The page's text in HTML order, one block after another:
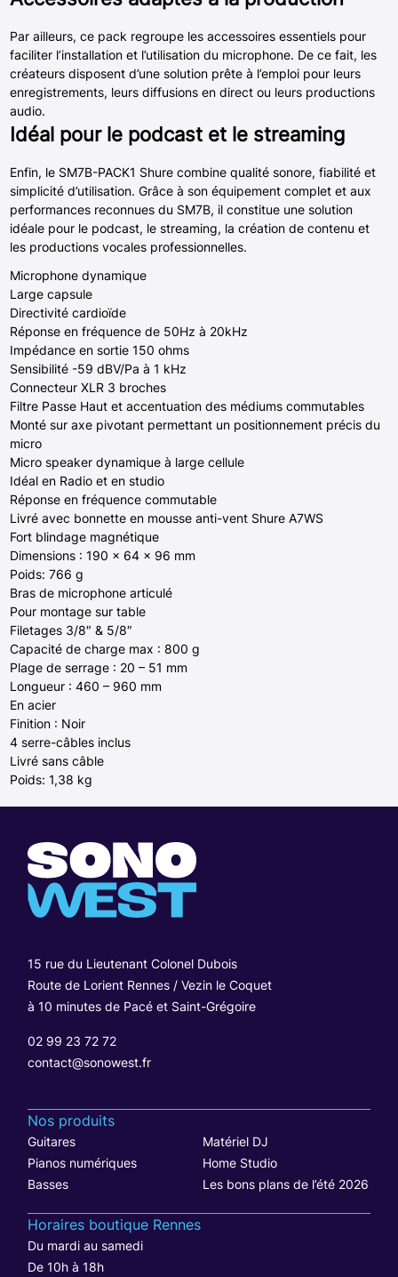
Par ailleurs, ce pack regroupe les accessoires essentiels pour
faciliter l’installation et l’utilisation du microphone. De ce fait, les
créateurs disposent d’une solution prête à l’emploi pour leurs
enregistrements, leurs diffusions en direct ou leurs productions
audio.
Idéal pour le podcast et le streaming
Enfin, le SM7B-PACK1 Shure combine qualité sonore, fiabilité et
simplicité d’utilisation. Grâce à son équipement complet et aux
performances reconnues du SM7B, il constitue une solution
idéale pour le podcast, le streaming, la création de contenu et
les productions vocales professionnelles.
Microphone dynamique
Large capsule
Directivité cardioïde
Réponse en fréquence de 50Hz à 20kHz
Impédance en sortie 150 ohms
Sensibilité -59 dBV/Pa à 1 kHz
Connecteur XLR 3 broches
Filtre Passe Haut et accentuation des médiums commutables
Monté sur axe pivotant permettant un positionnement précis du
micro
Micro speaker dynamique à large cellule
Idéal en Radio et en studio
Réponse en fréquence commutable
Livré avec bonnette en mousse anti-vent Shure A7WS
Fort blindage magnétique
Dimensions : 190 x 64 x 96 mm
Poids: 766 g
Bras de microphone articulé
Pour montage sur table
Filetages 3/8″ & 5/8″
Capacité de charge max : 800 g
Plage de serrage : 20 – 51 mm
Longueur : 460 – 960 mm
En acier
Finition : Noir
4 serre-câbles inclus
Livré sans câble
Poids: 1,38 kg
15 rue du Lieutenant Colonel Dubois
Route de Lorient Rennes / Vezin le Coquet
à 10 minutes de Pacé et Saint-Grégoire
02 99 23 72 72
contact@sonowest.fr
Nos produits
Guitares
Matériel DJ
Pianos numériques
Home Studio
Basses
Les bons plans de l’été 2026
Horaires boutique Rennes
Du mardi au samedi
De 10h à 18h